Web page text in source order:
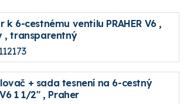
k 6-cestnému ventilu PRAHER V6 ,
, transparentný
+ sada tesnení na 6-cestný
1 1/2" , Praher